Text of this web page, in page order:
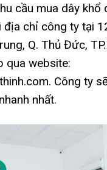
cầu mua dây khổ
địa chỉ công ty tại
Q. Thủ Đức,
qua website:
Công ty
nhất.